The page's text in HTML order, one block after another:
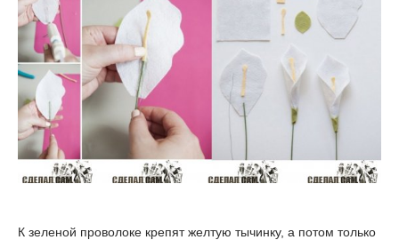
К зеленой проволоке крепят желтую тычинку, а потом только